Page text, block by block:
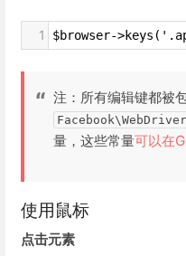
1 $browser-
注：所有编辑键都被
量，这些常量可以在
使用鼠标
点击元素